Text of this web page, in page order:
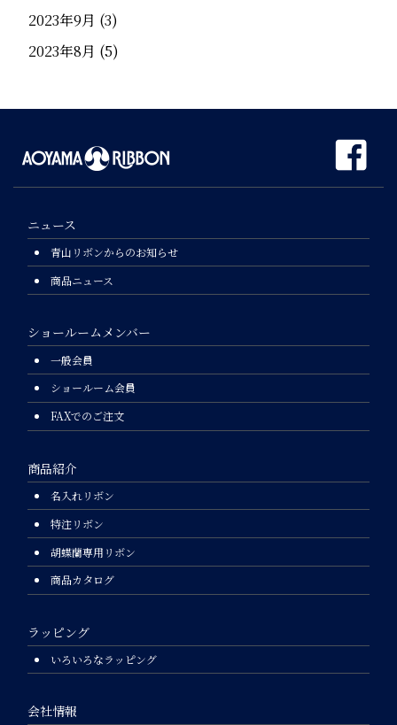
2023年9月 (3)
2023年8月 (5)
ニュース
青山リボンからのお知らせ
商品ニュース
ショールームメンバー
一般会員
ショールーム会員
FAXでのご注文
商品紹介
名入れリボン
特注リボン
胡蝶蘭専用リボン
商品カタログ
ラッピング
いろいろなラッピング
会社情報